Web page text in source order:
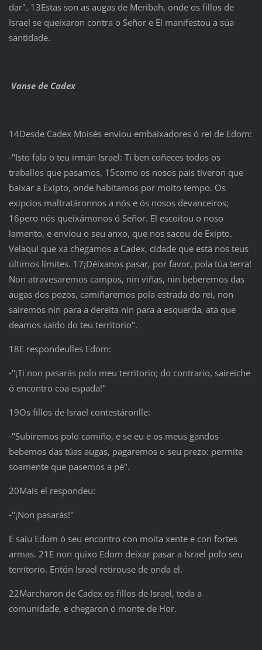
dar". 13Estas son as augas de Meribah, onde os fillos de
Israel se queixaron contra o Señor e El manifestou a súa
santidade.
Vanse de Cadex
14Desde Cadex Moisés enviou embaixadores ó rei de Edom:
‑"Isto fala o teu irmán Israel: Ti ben coñeces todos os
traballos que pasamos, 15como os nosos pais tiveron que
baixar a Exipto, onde habitamos por moito tempo. Os
exipcios maltratáronnos a nós e ós nosos devanceiros;
16pero nós queixámonos ó Señor. El escoitou o noso
lamento, e enviou o seu anxo, que nos sacou de Exipto.
Velaquí que xa chegamos a Cadex, cidade que está nos teus
últimos límites. 17¡Déixanos pasar, por favor, pola túa terra!
Non atravesaremos campos, nin viñas, nin beberemos das
augas dos pozos, camiñaremos pola estrada do rei, non
sairemos nin para a dereita nin para a esquerda, ata que
deamos saído do teu territorio".
18E respondeulles Edom:
‑"¡Ti non pasarás polo meu territorio; do contrario, saireiche
ó encontro coa espada!"
19Os fillos de Israel contestáronlle:
‑"Subiremos polo camiño, e se eu e os meus gandos
bebemos das túas augas, pagaremos o seu prezo: permite
soamente que pasemos a pé".
20Mais el respondeu:
‑"¡Non pasarás!"
E saíu Edom ó seu encontro con moita xente e con fortes
armas. 21E non quixo Edom deixar pasar a Israel polo seu
territorio. Entón Israel retirouse de onda el.
22Marcharon de Cadex os fillos de Israel, toda a
comunidade, e chegaron ó monte de Hor.